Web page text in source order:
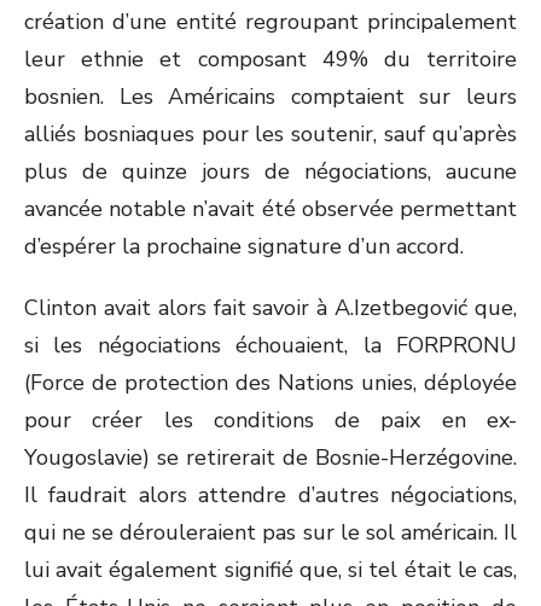
création d’une entité regroupant principalement
leur ethnie et composant 49% du territoire
bosnien. Les Américains comptaient sur leurs
alliés bosniaques pour les soutenir, sauf qu’après
plus de quinze jours de négociations, aucune
avancée notable n’avait été observée permettant
d’espérer la prochaine signature d’un accord.
Clinton avait alors fait savoir à A.Izetbegović que,
si les négociations échouaient, la FORPRONU
(Force de protection des Nations unies, déployée
pour créer les conditions de paix en ex-
Yougoslavie) se retirerait de Bosnie-Herzégovine.
Il faudrait alors attendre d’autres négociations,
qui ne se dérouleraient pas sur le sol américain. Il
lui avait également signifié que, si tel était le cas,